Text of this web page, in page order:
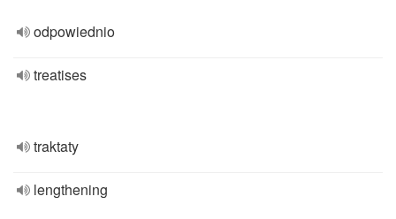
odpowiednio
treatises
traktaty
lengthening